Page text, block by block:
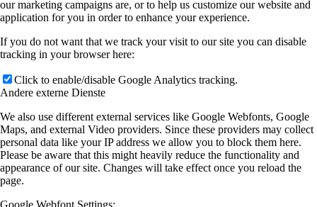
our marketing campaigns are, or to help us customize our website and
application for you in order to enhance your experience.
If you do not want that we track your visit to our site you can disable
tracking in your browser here:
Click to enable/disable Google Analytics tracking.
Andere externe Dienste
We also use different external services like Google Webfonts, Google
Maps, and external Video providers. Since these providers may collect
personal data like your IP address we allow you to block them here.
Please be aware that this might heavily reduce the functionality and
appearance of our site. Changes will take effect once you reload the
page.